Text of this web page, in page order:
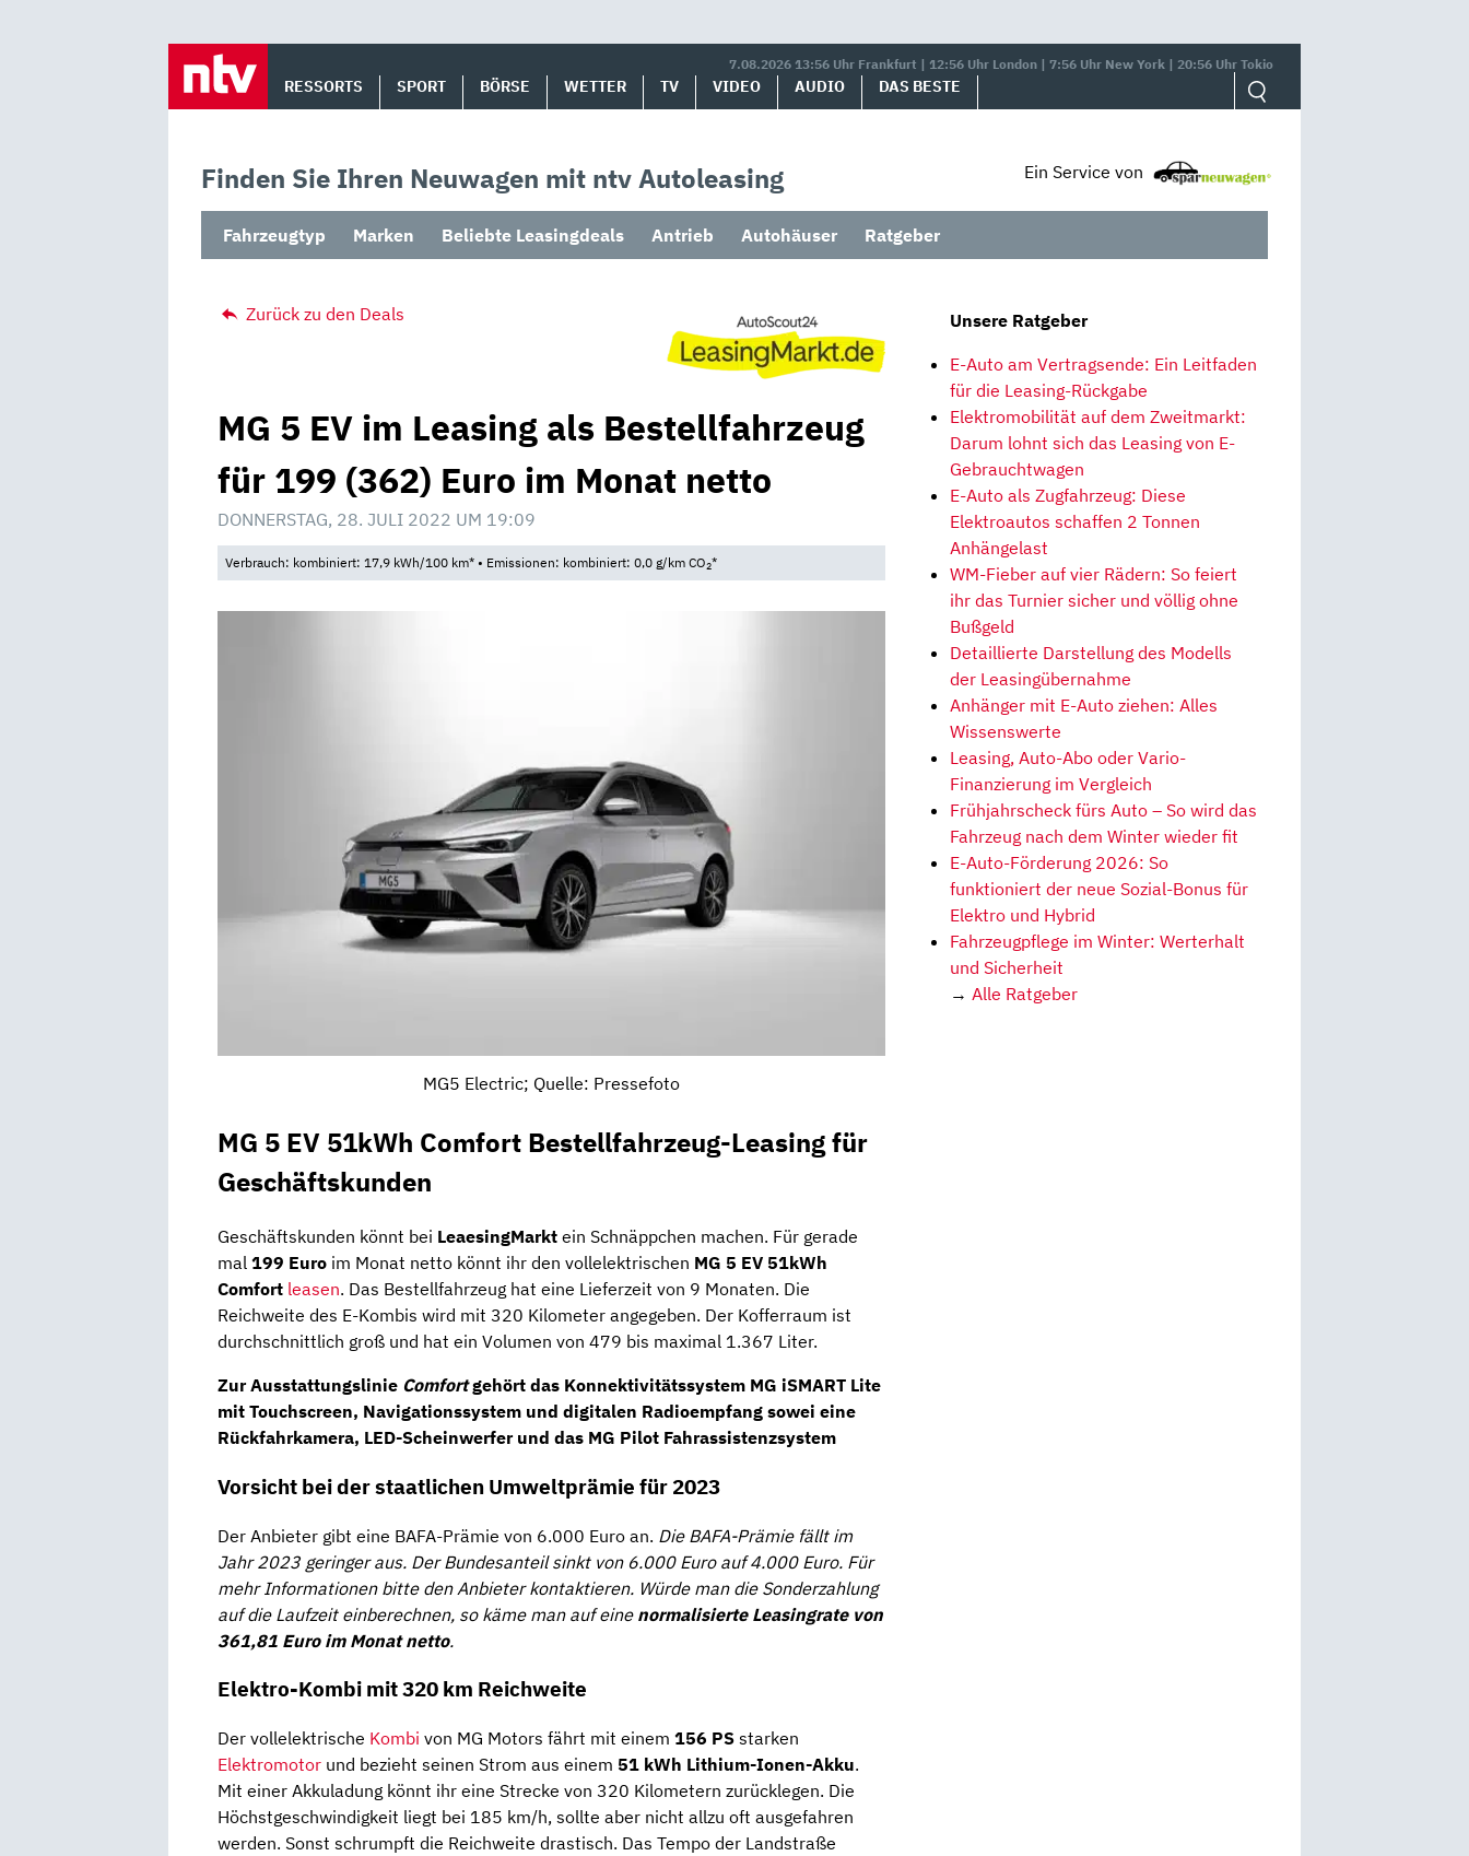
7.08.2026 13:56 Uhr Frankfurt | 12:56 Uhr London | 7:56 Uhr New York | 20:56 Uhr Tokio
RESSORTS SPORT BÖRSE WETTER TV VIDEO AUDIO DAS BESTE
Finden Sie Ihren Neuwagen mit ntv Autoleasing Ein Service von
Fahrzeugtyp Marken Beliebte Leasingdeals Antrieb Autohäuser Ratgeber
Zurück zu den Deals
MG 5 EV im Leasing als Bestellfahrzeug
für 199 (362) Euro im Monat netto
DONNERSTAG, 28. JULI 2022 UM 19:09
Verbrauch: kombiniert: 17,9 kWh/100 km* • Emissionen: kombiniert: 0,0 g/km CO2*
MG5 Electric; Quelle: Pressefoto
MG 5 EV 51kWh Comfort Bestellfahrzeug-Leasing für
Geschäftskunden
Geschäftskunden könnt bei LeaesingMarkt ein Schnäppchen machen. Für gerade
mal 199 Euro im Monat netto könnt ihr den vollelektrischen MG 5 EV 51kWh
Comfort leasen. Das Bestellfahrzeug hat eine Lieferzeit von 9 Monaten. Die
Reichweite des E-Kombis wird mit 320 Kilometer angegeben. Der Kofferraum ist
durchschnittlich groß und hat ein Volumen von 479 bis maximal 1.367 Liter.
Zur Ausstattungslinie Comfortgehört das Konnektivitätssystem MG iSMART Lite
mit Touchscreen, Navigationssystem und digitalen Radioempfang sowei eine
Rückfahrkamera, LED-Scheinwerfer und das MG Pilot Fahrassistenzsystem
Vorsicht bei der staatlichen Umweltprämie für 2023
Der Anbieter gibt eine BAFA-Prämie von 6.000 Euro an. Die BAFA-Prämie fällt im
Jahr 2023 geringer aus. Der Bundesanteil sinkt von 6.000 Euro auf 4.000 Euro. Für
mehr Informationen bitte den Anbieter kontaktieren. Würde man die Sonderzahlung
auf die Laufzeit einberechnen, so käme man auf eine normalisierte Leasingrate von
361,81 Euro im Monat netto.
Elektro-Kombi mit 320 km Reichweite
Der vollelektrische Kombi von MG Motors fährt mit einem 156 PS starken
Elektromotor und bezieht seinen Strom aus einem 51 kWh Lithium-Ionen-Akku.
Mit einer Akkuladung könnt ihr eine Strecke von 320 Kilometern zurücklegen. Die
Höchstgeschwindigkeit liegt bei 185 km/h, sollte aber nicht allzu oft ausgefahren
werden. Sonst schrumpft die Reichweite drastisch. Das Tempo der Landstraße
Unsere Ratgeber
E-Auto am Vertragsende: Ein Leitfaden
für die Leasing-Rückgabe
Elektromobilität auf dem Zweitmarkt:
Darum lohnt sich das Leasing von E-
Gebrauchtwagen
E-Auto als Zugfahrzeug: Diese
Elektroautos schaffen 2 Tonnen
Anhängelast
WM-Fieber auf vier Rädern: So feiert
ihr das Turnier sicher und völlig ohne
Bußgeld
Detaillierte Darstellung des Modells
der Leasingübernahme
Anhänger mit E-Auto ziehen: Alles
Wissenswerte
Leasing, Auto-Abo oder Vario-
Finanzierung im Vergleich
Frühjahrscheck fürs Auto – So wird das
Fahrzeug nach dem Winter wieder fit
E-Auto-Förderung 2026: So
funktioniert der neue Sozial-Bonus für
Elektro und Hybrid
Fahrzeugpflege im Winter: Werterhalt
und Sicherheit
→ Alle Ratgeber